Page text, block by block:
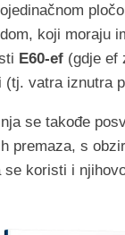
koji moraju
E60-ef(gdje ef
vatra iznutra
se takođe
premaza, s
se koristi i